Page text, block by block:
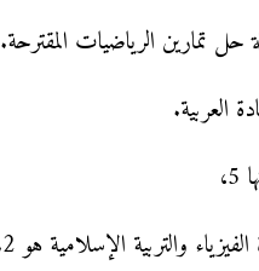
حل تمارين الرياضيات المقترحة.